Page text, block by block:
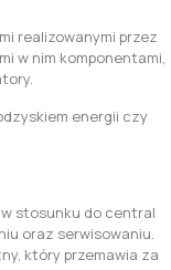
realizowany­mi przez
w nim kompo­nentami,
energii czy
stosunku do central
oraz serwisowaniu.
który przemawia za